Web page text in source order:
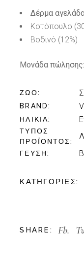
Δέρμα
Κοτόπουλο
Βοδινό (12%)
Μονάδα πώλησης:
ΖΏΟ
BRAND
ΗΛΙΚΊΑ
ΤΎΠΟΣ
ΠΡΟΪΌΝΤΟΣ
ΓΕΎΣΗ
ΚΑΤΗΓΟΡΊΕΣ:
SHARE: Fb.